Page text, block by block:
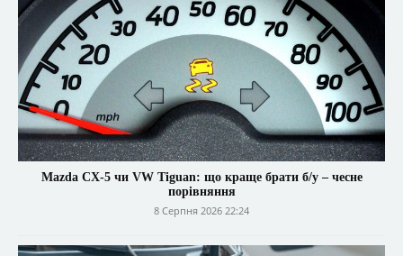
Mazda CX-5 чи VW Tiguan: що краще брати б/у – чесне
порівняння
8 Серпня 2026 22:24